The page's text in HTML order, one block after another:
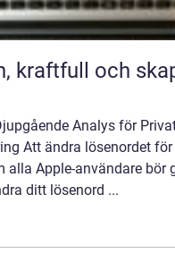
kraftfull och
Analys för
Att ändra lösenordet
alla Apple-användare bör
ditt lösenord ...